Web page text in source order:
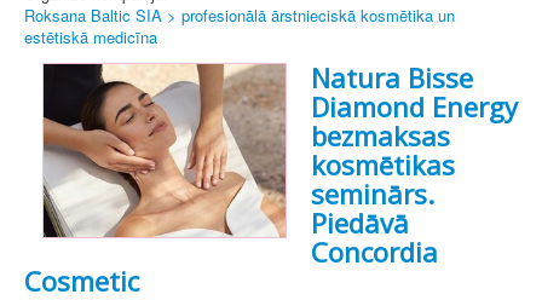
Roksana Baltic SIA > profesionālā ārstnieciskā kosmētika un
estētiskā medicīna
Natura Bisse
Diamond Energy
bezmaksas
kosmētikas
seminārs.
Piedāvā
Concordia
Cosmetic